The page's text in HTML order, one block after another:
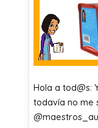
Hola a tod@s:
todavía no me